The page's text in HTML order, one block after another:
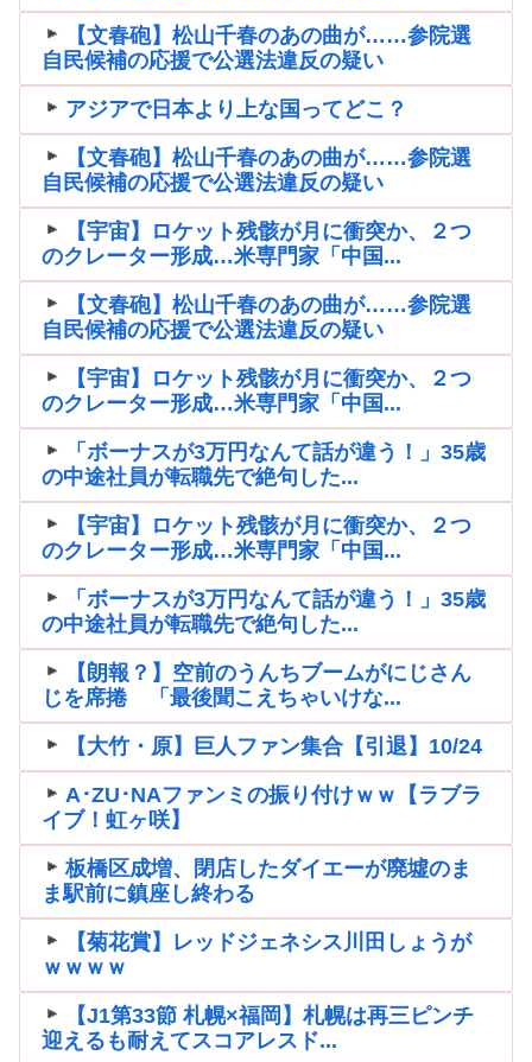
【文春砲】松山千春のあの曲が……参院選
自民候補の応援で公選法違反の疑い
アジアで日本より上な国ってどこ？
【文春砲】松山千春のあの曲が……参院選
自民候補の応援で公選法違反の疑い
【宇宙】ロケット残骸が月に衝突か、２つ
のクレーター形成…米専門家「中国...
【文春砲】松山千春のあの曲が……参院選
自民候補の応援で公選法違反の疑い
【宇宙】ロケット残骸が月に衝突か、２つ
のクレーター形成…米専門家「中国...
「ボーナスが3万円なんて話が違う！」35歳
の中途社員が転職先で絶句した...
【宇宙】ロケット残骸が月に衝突か、２つ
のクレーター形成…米専門家「中国...
「ボーナスが3万円なんて話が違う！」35歳
の中途社員が転職先で絶句した...
【朗報？】空前のうんちブームがにじさん
じを席捲 「最後聞こえちゃいけな...
【大竹・原】巨人ファン集合【引退】10/24
A･ZU･NAファンミの振り付けｗｗ【ラブラ
イブ！虹ヶ咲】
板橋区成増、閉店したダイエーが廃墟のま
ま駅前に鎮座し終わる
【菊花賞】レッドジェネシス川田しょうが
ｗｗｗｗ
【J1第33節 札幌×福岡】札幌は再三ピンチ
迎えるも耐えてスコアレスド...